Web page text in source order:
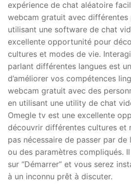
expérience de chat aléatoire
webcam gratuit avec différentes
utilisant une software de chat
excellente opportunité pour
cultures et modes de vie.
parlant différentes langues est
d’améliorer vos compétences
webcam gratuit avec des
en utilisant une utility de chat
Omegle tv est une excellente
découvrir différentes cultures et
pas nécessaire de passer par
ou des paramètres compliqués.
sur “Démarrer” et vous serez
à un inconnu prêt à discuter.